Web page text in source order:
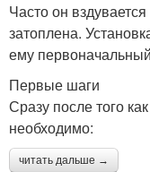
Часто он
затоплена.
ему
Первые шаги
Сразу после того
необходимо:
читать дальше →